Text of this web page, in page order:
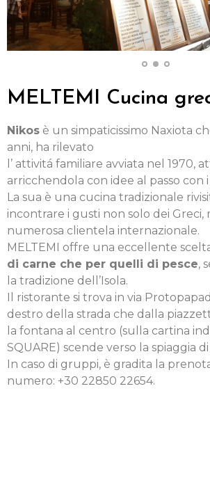
MELTEMI Cucina
Nikos è un simpaticissimo Naxiota
anni, ha rilevato
l’ attivitá familiare avviata nel 1970,
arricchendola con idee al passo con
La sua è una cucina tradizionale
incontrare i gusti non solo dei Greci,
numerosa clientela internazionale.
MELTEMI offre una eccellente
di carne che per quelli di pesce,
la tradizione dell’Isola.
Il ristorante si trova in via
destro della strada che dalla
la fontana al centro (sulla cartina
SQUARE) scende verso la spiaggia
In caso di gruppi, è gradita la
numero: +30 22850 22654.